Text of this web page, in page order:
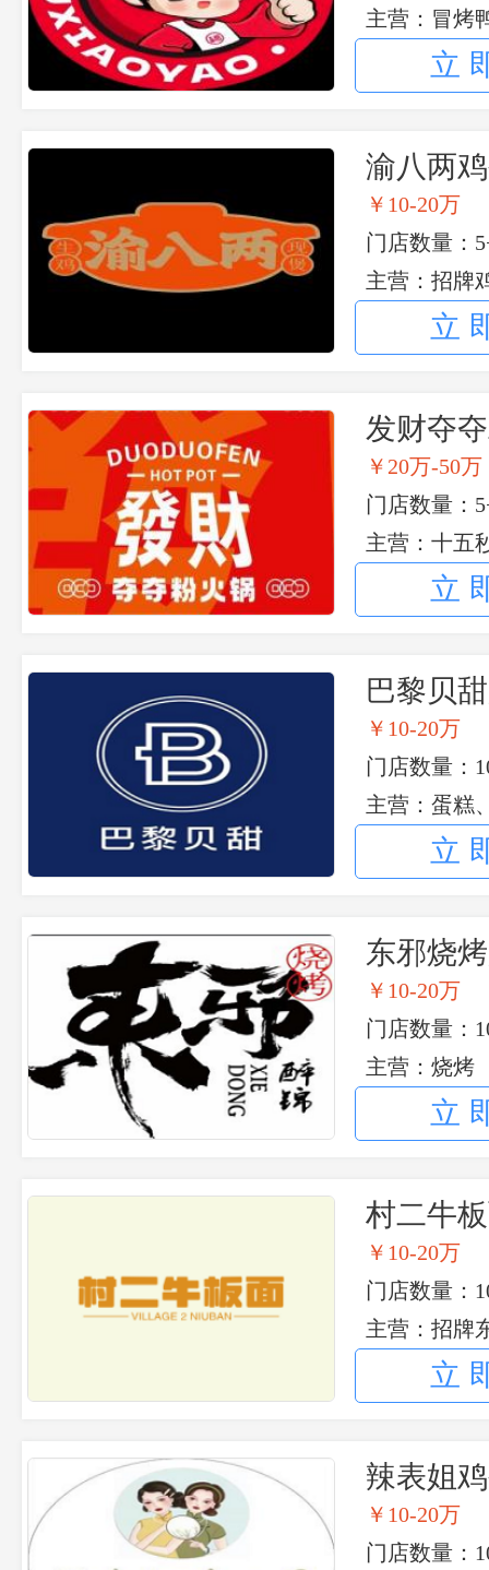
主营：冒烤
立
渝八两
￥10-20万
门店数量：
主营：招牌
立
发财夺
￥20万-50万
门店数量：
主营：十五
立
巴黎贝
￥10-20万
门店数量：
主营：蛋糕
立
东邪烧
￥10-20万
门店数量：
主营：烧烤
立
村二牛
￥10-20万
门店数量：
主营：招牌
立
辣表姐
￥10-20万
门店数量：